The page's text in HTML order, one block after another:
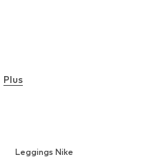
Leggings Nike
Plus